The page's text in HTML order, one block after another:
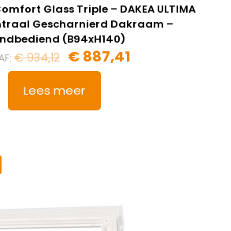
Glass Triple – DAKEA ULTIMA
Gescharnierd Dakraam –
(B94xH140)
€934,12 Oorspronkelijke
prijs
was:
€ 934,12.
€ 887,41Huidige
Lees meer